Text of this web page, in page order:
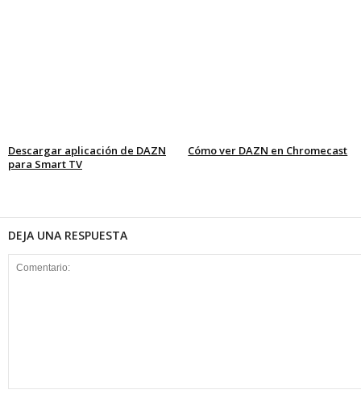
Descargar aplicación de DAZN
para Smart TV
Cómo ver DAZN en Chromecast
DEJA UNA RESPUESTA